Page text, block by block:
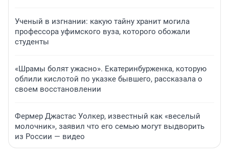
Ученый в изгнании: какую тайну хранит могила
профессора уфимского вуза, которого обожали
студенты
«Шрамы болят ужасно». Екатеринбурженка, которую
облили кислотой по указке бывшего, рассказала о
своем восстановлении
Фермер Джастас Уолкер, известный как «веселый
молочник», заявил что его семью могут выдворить
из России — видео